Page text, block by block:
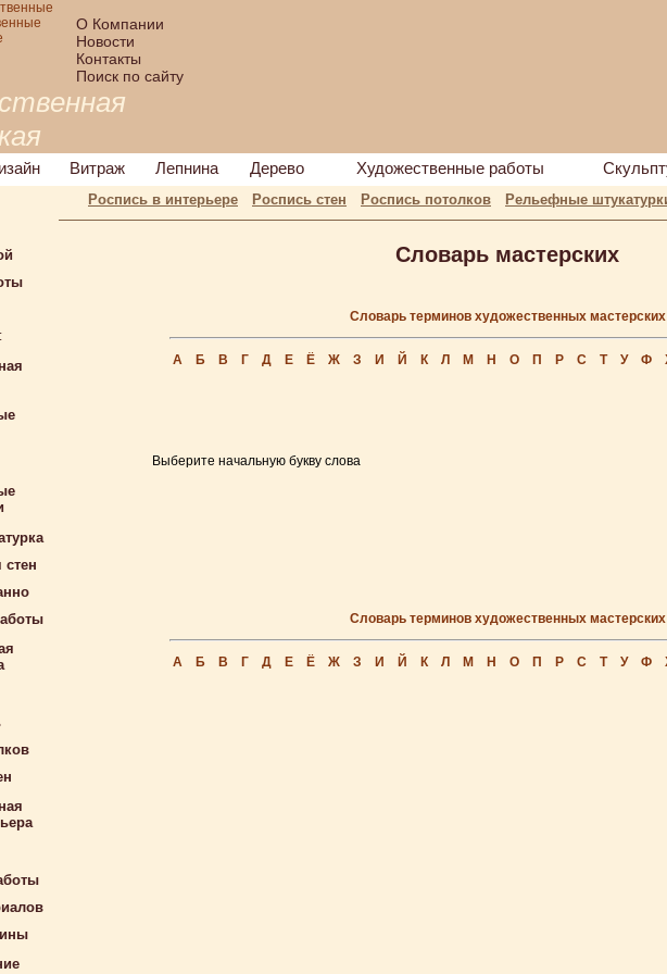
О Компании
Новости
Контакты
Поиск по сайту
Витраж Лепнина Дерево Художественные работы
Роспись в интерьере Роспись стен Роспись потолков Рельефные
Словарь мастерских
Словарь терминов художественных мастерских
А Б В Г Д Е Ё Ж З И Й К Л М Н О П Р С Т У Ф
Выберите начальную букву слова
Словарь терминов художественных мастерских
А Б В Г Д Е Ё Ж З И Й К Л М Н О П Р С Т У Ф